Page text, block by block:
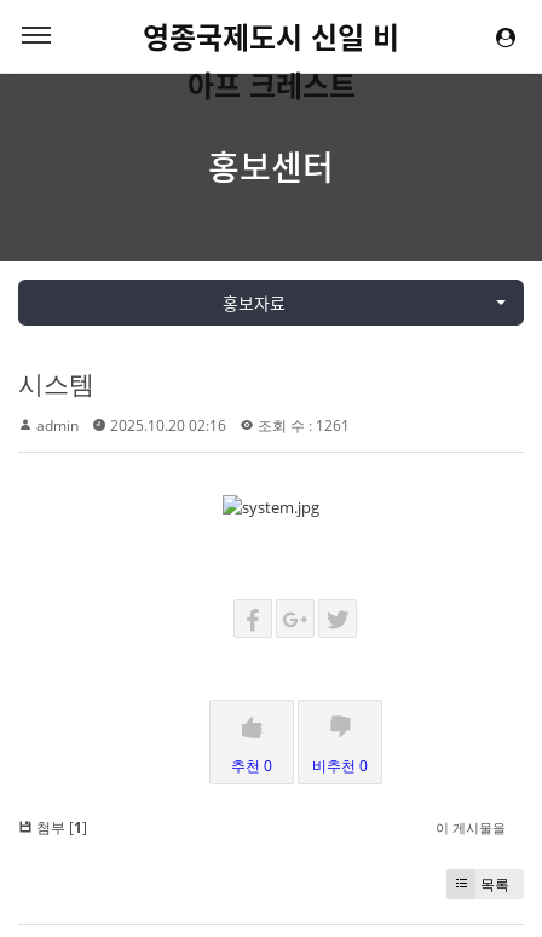
영종국제도시 신일 비
아프 크레스트
홍보센터
홍보자료
시스템
admin 2025.10.20 02:16 조회 수 : 1261
추천 0 비추천 0
첨부 [1] 이 게시물을
목록